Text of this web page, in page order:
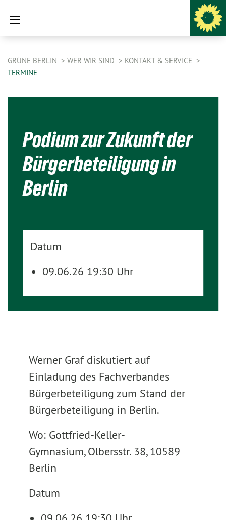
GRÜNE BERLIN WER WIR SIND
KONTAKT & SERVICE
TERMINE
Podium zur Zukunft der
Bürgerbeteiligung in
Berlin
Datum
09.06.26 19:30 Uhr
Werner Graf diskutiert auf
Einladung des Fachverbandes
Bürgerbeteiligung zum Stand der
Bürgerbeteiligung in Berlin.
Wo: Gottfried-Keller-
Gymnasium, Olbersstr. 38, 10589
Berlin
Datum